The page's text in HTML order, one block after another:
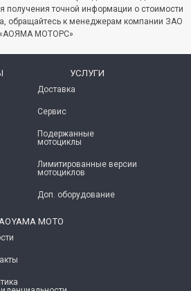
→
получения точной информации о стоимости
обращайтесь к менеджерам компании ЗАО
МОТОРС»
УСЛУГИ
Доставка
Сервис
Подержанные
мотоциклы
Лимитированные версии
мотоциклов
Доп. оборудование
MOTO